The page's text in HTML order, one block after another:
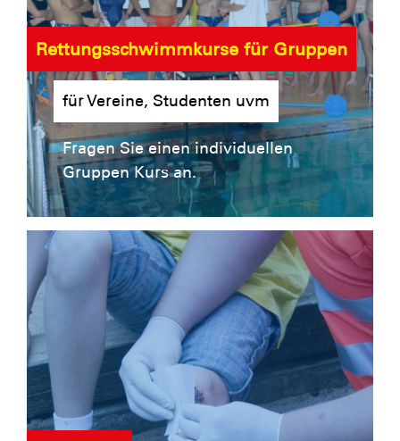
Rettungsschwimmkurse für Gruppen
für Vereine, Studenten uvm
Fragen Sie einen individuellen
Gruppen Kurs an.